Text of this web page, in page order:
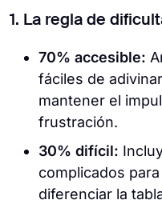
1. La regla de
70% accesible:
fáciles de
mantener el
frustración.
30% difícil:
complicados
diferenciar la